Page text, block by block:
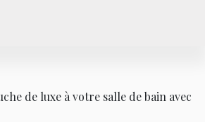
de luxe à votre salle de bain avec